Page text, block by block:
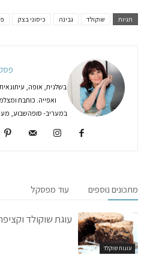
תגיות שוקולד גבינה כיסוני בצק
בשלנית, אופה,
ואפייה. כותבת
במעריב- סופהשבוע,
מתכונים נוספים עוד מפסקל
עוגות שוקלד
עוגת שוקולד